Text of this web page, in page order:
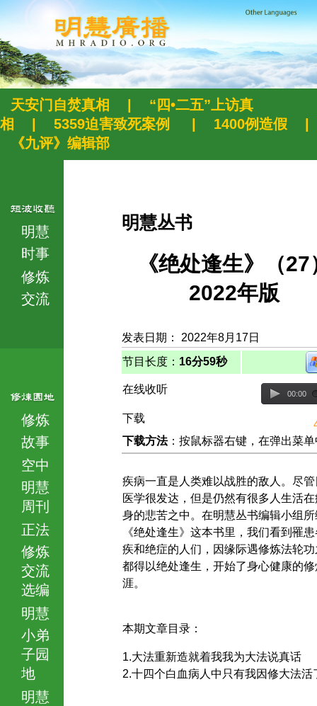
天安门自焚真相
“四•二五”上访真
相
5359迫害致死案例 1400例造假
《九评》编辑部
明慧
时事
修炼
交流
修炼
故事
空中
明慧
周刊
正法
修炼
交流
选编
明慧
小弟
子园
地
明慧
明慧丛书
《绝处逢生》（27
2022年版
发表日期： 2022年8月17日
节目长度： 16分59秒
在线收听 00:00
下载
下载方法：按鼠标器右键，在弹出菜
疾病一直是人类难以战胜的敌人。尽
医学很发达，但是仍然有很多人生活
身的悲苦之中。在明慧丛书编辑小组
《绝处逢生》这本书里，我们看到罹
疾和绝症的人们，因缘际遇修炼法轮
都得以绝处逢生，开始了身心健康的修
涯。
本期文章目录：
1.大法重新造就着我我为大法说真话
2.十四个白血病人中只有我因修大法活